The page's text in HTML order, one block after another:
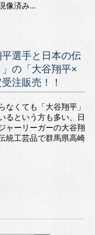
像済み...
選手と日本の伝
の「大谷翔平×
注販売！！
なくても「大谷翔平」
るという方も多い、日
ャーリーガーの大谷翔
統工芸品で群馬県高崎